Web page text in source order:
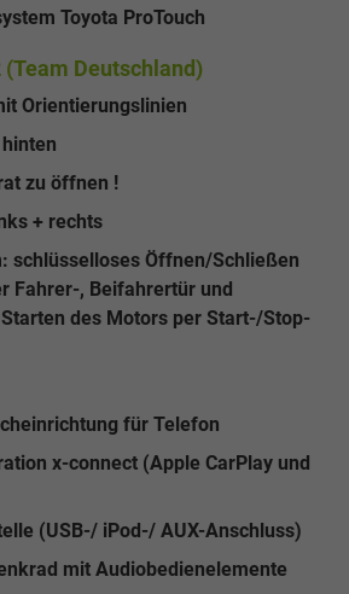
Toyota ProTouch
Deutschland)
Orientierungslinien
zu öffnen !
+ rechts
schlüsselloses Öffnen/Schließen
Fahrer-, Beifahrertür und
des Motors per Start-/Stop-
für Telefon
x-connect (Apple CarPlay und
(USB-/ iPod-/ AUX-Anschluss)
mit Audiobedienelemente